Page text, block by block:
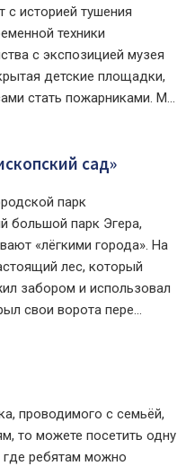
с историей тушения
техники
с экспозицией музея
детские площадки,
стать пожарниками. М...
сад»
парк
большой парк Эгера,
«лёгкими города». На
лес, который
забором и использовал
свои ворота пере...
проводимого с семьёй,
то можете посетить одну
где ребятам можно